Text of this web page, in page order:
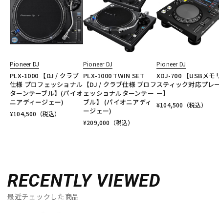
Pioneer DJ
PLX-1000 【DJ / クラブ
仕様 プロフェッショナル
ターンテーブル】(パイオ
ニアディージェー)
¥104,500 （税込）
Pioneer DJ
PLX-1000 TWIN SET
【DJ / クラブ仕様 プロフ
ェッショナルターンテー
ブル】 (パイオニアディ
ージェー)
¥209,000 （税込）
Pioneer DJ
XDJ-700 【USBメモ
スティック対応プレ
ー】
¥104,500 （税込）
RECENTLY VIEWED
最近チェックした商品